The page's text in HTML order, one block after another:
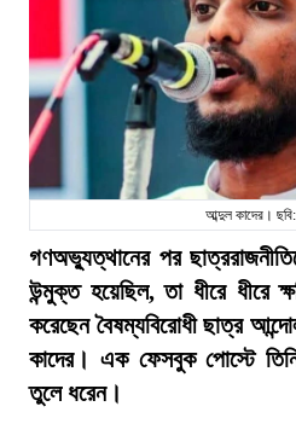
আব্দুল কাদের।
গণঅভ্যুত্থানের পর
উন্মুক্ত হয়েছিল, তা ধীরে ধীরে
করেছেন বৈষম্যবিরোধী ছাত্র
কাদের। এক ফেসবুক পোস্টে
তুলে ধরেন।